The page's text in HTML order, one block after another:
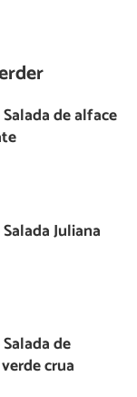
de alface
Juliana
de
crua